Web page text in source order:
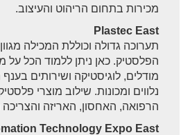
מכירות בתחום הריהוט והעיצוב.
Plastec East
תערוכה גדולה וכוללת המכילה
הפלסטיק. כאן ניתן ללמוד הכל על
מודלים, לוגיסטיקה ושירותים
נלווים ומכונות. שילוב מוצרי
הרפואה, האחסון, האריזה
Technology Expo East